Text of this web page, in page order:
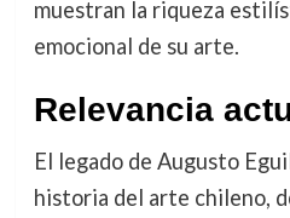
muestran la riqueza
emocional de su arte.
Relevancia
El legado de Augusto
historia del arte chileno,